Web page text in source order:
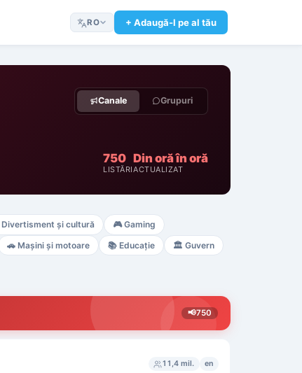
RO + Adaugă-l pe al tău
Canale Grupuri
750
LISTĂRI
Din oră în oră
ACTUALIZAT
Divertisment și cultură 🎮 Gaming
🚗 Mașini și motoare 📚 Educație 🏛️ Guvern
📢750
11,4 mil. en